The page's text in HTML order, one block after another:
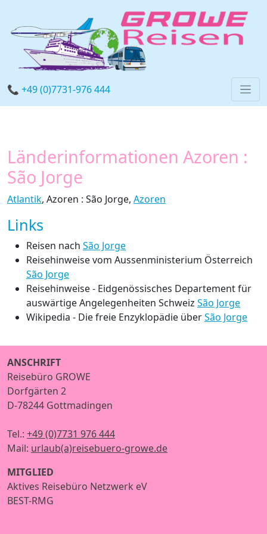
📞 +49 (0)7731-976 444
Länderinformationen Azoren :
São Jorge
Atlantik, Azoren : São Jorge, Azoren
Links
Reisen nach São Jorge
Reisehinweise vom Aussenministerium Österreich
São Jorge
Reisehinweise - Eidgenössisches Departement für
auswärtige Angelegenheiten Schweiz São Jorge
Wikipedia - Die freie Enzyklopädie überSão Jorge
ANSCHRIFT
Reisebüro GROWE
Dorfgärten 2
D-78244 Gottmadingen
Tel.: +49 (0)7731 976 444
Mail: urlaub(a)reisebuero-growe.de
MITGLIED
Aktives Reisebüro Netzwerk eV
BEST-RMG